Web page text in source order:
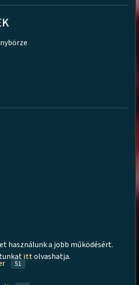
51
használunk a jobb működésért.
ittolvashatja.